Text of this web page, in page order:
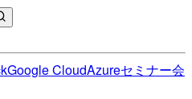
Google CloudAzureセミナー会